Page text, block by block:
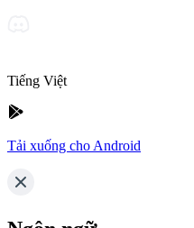
Tiếng Việt
Tải xuống cho Android